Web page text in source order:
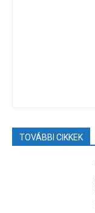
TOVÁBBI CIKKEK